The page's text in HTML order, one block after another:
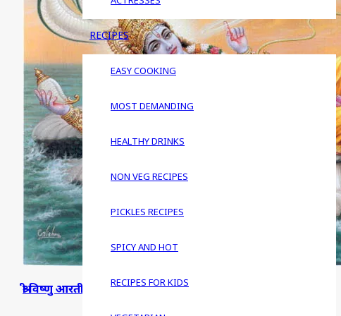
RECIPES
EASY COOKING
MOST DEMANDING
HEALTHY DRINKS
NON VEG RECIPES
PICKLES RECIPES
SPICY AND HOT
RECIPES FOR KIDS
श्री विष्णु आरती